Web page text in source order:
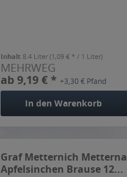
Inhalt 8.4 Liter(1,09 € * / 1 Liter)
MEHRWEG
ab 9,19 € *+3,30 € Pfand
In den Warenkorb
Graf Metternich Metterna
Apfelsinchen Brause 12...